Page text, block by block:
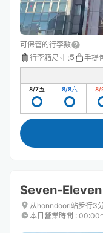
可保管的行李數
行李箱尺寸 :5 手提
8/7五 8/8六 8/
Seven-
从honndoori站步行3
本日營業時間 : 00:00